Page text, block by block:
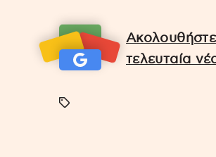
τελευταία